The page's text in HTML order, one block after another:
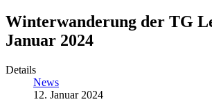
Winterwanderung der TG
Januar 2024
Details
News
12. Januar 2024